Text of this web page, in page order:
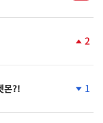
2
몬?! 1